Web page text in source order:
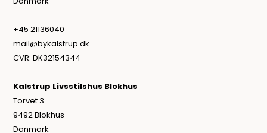
+45 21136040
mail@bykalstrup.dk
CVR: DK32154344
Kalstrup Livsstilshus Blokhus
Torvet 3
9492 Blokhus
Danmark